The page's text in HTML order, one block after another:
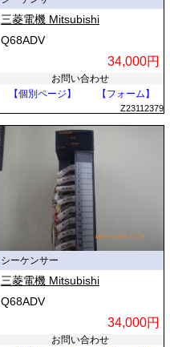
三菱電機 Mitsubishi
Q68ADV
34,000円
お問い合わせ
【個別ページ】
【フォーム】
Z23112379
シーケンサー
三菱電機 Mitsubishi
Q68ADV
34,000円
お問い合わせ